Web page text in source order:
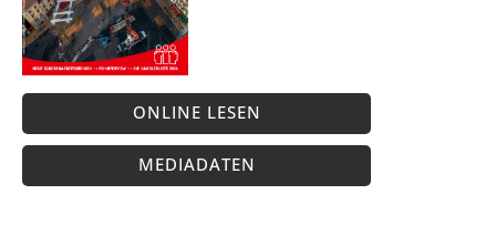
ONLINE LESEN
MEDIADATEN